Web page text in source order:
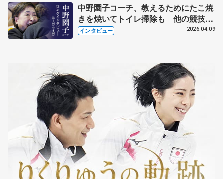
中野園子コーチ、教えるためにたこ焼
きを焼いてトイレ掃除も 他の競技に
も通用するという坂本花織の筋肉
インタビュー 2026.04.09